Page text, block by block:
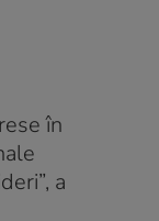
în
a